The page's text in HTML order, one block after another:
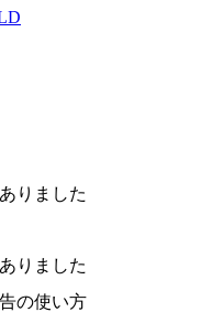
りました
りました
の使い方